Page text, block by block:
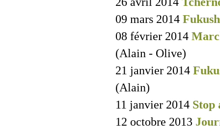
09 mars 2014
08 février 2014
(Alain - Olive)
21 janvier 2014
(Alain)
11 janvier 2014 Stop
12 octobre 2013